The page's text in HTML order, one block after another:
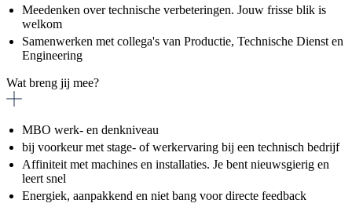
Meedenken over technische verbeteringen. Jouw frisse blik is
welkom
Samenwerken met collega's van Productie, Technische Dienst en
Engineering
Wat breng jij mee?
MBO werk- en denkniveau
bij voorkeur met stage- of werkervaring bij een technisch bedrijf
Affiniteit met machines en installaties. Je bent nieuwsgierig en
leert snel
Energiek, aanpakkend en niet bang voor directe feedback